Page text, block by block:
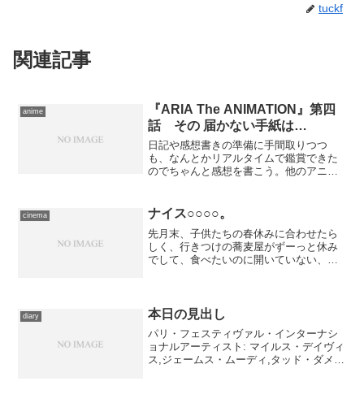
tuckf
関連記事
anime
『ARIA The ANIMATION』第四
話 その 届かない手紙は…
日記や感想書きの準備に手間取りつつ
も、なんとかリアルタイムで鑑賞できた
のでちゃんと感想を書こう。他のアニメ
いるわけではないのでやや心許ないので
すが、今回のエピソードはア...
cinema ナイス○○○○。
先月末、子供たちの春休みに合わせたら
しく、行きつけの蕎麦屋がずーっと休み
でして、食べたいのに開いていない、と
行くほかない、と結論、朝...
diary 本日の見出し
パリ・フェスティヴァル・インターナシ
ョナルアーティスト: マイルス・デイヴィ
ス,ジェームス・ムーディ,タッド・ダメロ